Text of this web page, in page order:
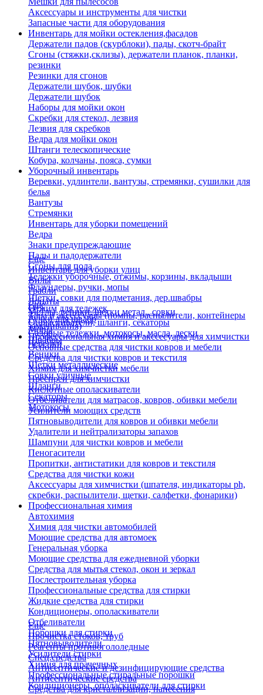
Аксессуары и инструменты для чистки
Запасные части для оборудования
Инвентарь для мойки остекления,фасадов
Держатели падов (скурблоки), пады, скотч-брайт
Сгоны (стяжки,склизы), держатели планок, планки,
резинки
Резинки для сгонов
Держатели шубок, шубки
Держатели шубок
Наборы для мойки окон
Скребки для стекол, лезвия
Лезвия для скребков
Ведра для мойки окон
Штанги телескопические
Кобура, колчаны, пояса, сумки
Уборочный инвентарь
Веревки, удлинтели, вантузы, стремянки, сушилки для
белья
Вантузы
Стремянки
Инвентарь для уборки помещений
Ведра
Знаки предупреждающие
Пады и падодержатели
Сгоны для пола
Тележки уборочные, отжимы, корзины, вкладыши
Флаундеры, ручки, мопы
Щетки, совки для подметания, дер.швабры
Отжим для тележек
Ручки для швабр
Мопы
Швабры
Еще
Инвентарь для уборки улиц
Вилы
Грабли
Лопаты
Метлы, веники, щетки метал., совки
Опрыскиватели, шланги, секаторы
Садовые тележки, мотокосы, масла, лески
Черенки
Веники
Щетки металлические
Совки уличные
Шланги
Секаторы
Мотокосы
Еще
Тара и аксессуары (помпы, распылители, контейнеры
замачивания)
Профессиональная химия и акссесуары для химчистки
Основные средства для чистки ковров и мебели
Средства для чистки ковров и текстиля
Химия для химчистки мебели
Преспреи для химчистки
Кислотные ополаскиватели
Отбеливатели для матрасов, ковров, обивки мебели
Усилители моющих средств
Пятновыводители для ковров и обивки мебели
Удалители и нейтрализаторы запахов
Шампуни для чистки ковров и мебели
Пеногасители
Пропитки, антистатики для ковров и текстиля
Средства для чистки кожи
Аксессуары для химчистки (шпателя, индикаторы ph,
скребки, распылители, щетки, салфетки, фонарики)
Профессиональная химия
Автохимия
Химия для чистки автомобилей
Моющие средства для автомоек
Генеральная уборка
Моющие средства для ежедневной уборки
Средства для мытья стекол, окон и зеркал
Послестроительная уборка
Профессиональные средства для стирки
Жидкие средства для стирки
Кондиционеры, ополаскиватели
Отбеливатели
Порошки для стирки
Пятновыводители
Усилители стирки
Химия для прачечных
Профессиональные стиральные порошки
Кондиционеры, ополаскиватели для стирки
Еще
Прочистка стоков, труб
Реагенты противогололедные
Спец.средства
Антисептические и дезинфицирующие средства
Антисептические средства
Средства для кристаллизации, нанесения